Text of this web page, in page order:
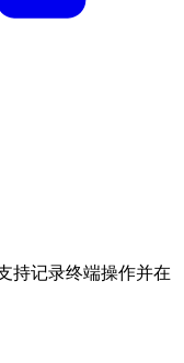
持记录终端操作并在